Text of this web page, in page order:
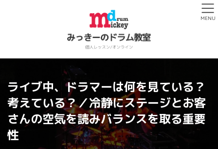
ライブ中、ドラマーは何を見ている？
考えている？／冷静にステージとお客
さんの空気を読みバランスを取る重要
性
MENU